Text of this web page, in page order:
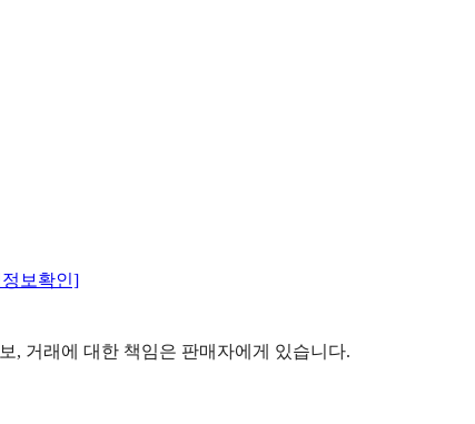
보확인]
, 거래에 대한 책임은 판매자에게 있습니다.